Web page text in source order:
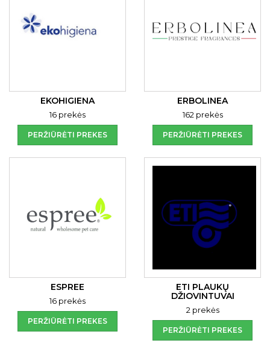
EKOHIGIENA
16 prekės
PERŽIŪRĖTI PREKES
ERBOLINEA
162 prekės
PERŽIŪRĖTI PREKES
ESPREE
16 prekės
PERŽIŪRĖTI PREKES
ETI PLAUKŲ
DŽIOVINTUVAI
2 prekės
PERŽIŪRĖTI PREKES